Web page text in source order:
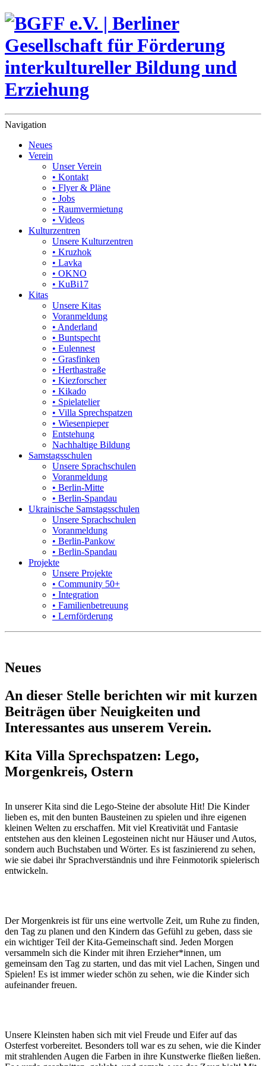
Navigation
Neues
Verein
Unser Verein
• Kontakt
• Flyer & Pläne
• Jobs
• Raumvermietung
• Videos
Kulturzentren
Unsere Kulturzentren
• Kruzhok
• Lavka
• OKNO
• KuBi17
Kitas
Unsere Kitas
Voranmeldung
• Anderland
• Buntspecht
• Eulennest
• Grasfinken
• Herthastraße
• Kiezforscher
• Kikado
• Spielatelier
• Villa Sprechspatzen
• Wiesenpieper
Entstehung
Nachhaltige Bildung
Samstagsschulen
Unsere Sprachschulen
Voranmeldung
• Berlin-Mitte
• Berlin-Spandau
Ukrainische Samstagsschulen
Unsere Sprachschulen
Voranmeldung
• Berlin-Pankow
• Berlin-Spandau
Projekte
Unsere Projekte
• Community 50+
• Integration
• Familienbetreuung
• Lernförderung
Neues
An dieser Stelle berichten wir mit kurzen
Beiträgen über Neuigkeiten und
Interessantes aus unserem Verein.
Kita Villa Sprechspatzen: Lego,
Morgenkreis, Ostern
In unserer Kita sind die Lego-Steine der absolute Hit! Die Kinder
lieben es, mit den bunten Bausteinen zu spielen und ihre eigenen
kleinen Welten zu erschaffen. Mit viel Kreativität und Fantasie
entstehen aus den kleinen Legosteinen nicht nur Häuser und Autos,
sondern auch Buchstaben und Wörter. Es ist faszinierend zu sehen,
wie sie dabei ihr Sprachverständnis und ihre Feinmotorik spielerisch
entwickeln.
Der Morgenkreis ist für uns eine wertvolle Zeit, um Ruhe zu finden,
den Tag zu planen und den Kindern das Gefühl zu geben, dass sie
ein wichtiger Teil der Kita-Gemeinschaft sind. Jeden Morgen
versammeln sich die Kinder mit ihren Erzieher*innen, um
gemeinsam den Tag zu starten, und das mit viel Lachen, Singen und
Spielen! Es ist immer wieder schön zu sehen, wie die Kinder sich
aufeinander freuen.
Unsere Kleinsten haben sich mit viel Freude und Eifer auf das
Osterfest vorbereitet. Besonders toll war es zu sehen, wie die Kinder
mit strahlenden Augen die Farben in ihre Kunstwerke fließen ließen.